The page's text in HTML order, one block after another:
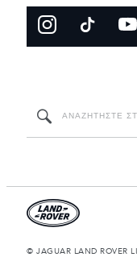
© JAGUAR LAND ROVER